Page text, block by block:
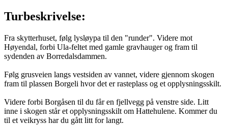
Turbeskrivelse:
Fra skytterhuset, følg lysløypa til den "runder". Videre mot
Høyendal, forbi Ula-feltet med gamle gravhauger og fram til
sydenden av Borredalsdammen.
Følg grusveien langs vestsiden av vannet, videre gjennom skogen
fram til plassen Borgeli hvor det er rasteplass og et opplysningsskilt.
Videre forbi Borgåsen til du får en fjellvegg på venstre side. Litt
inne i skogen står et opplysningsskilt om Hattehulene. Kommer du
til et veikryss har du gått litt for langt.